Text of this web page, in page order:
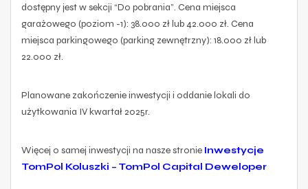
dostępny jest w sekcji “Do pobrania”. Cena miejsca
garażowego (poziom -1): 38.000 zł lub 42.000 zł. Cena
miejsca parkingowego (parking zewnętrzny): 18.000 zł lub
22.000 zł.
Planowane zakończenie inwestycji i oddanie lokali do
użytkowania IV kwartał 2025r.
Więcej o samej inwestycji na nasze stronie Inwestycje
TomPol Koluszki – TomPol Capital Deweloper